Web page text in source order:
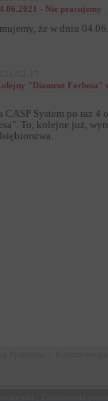
- Nie pracujemy
że w dniu
"Diament Forbesa"
CASP System po raz
To, kolejne już,